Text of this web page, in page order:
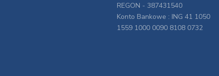
REGON - 387431540
Konto Bankowe : ING 41 1050
1559 1000 0090 8108 0732